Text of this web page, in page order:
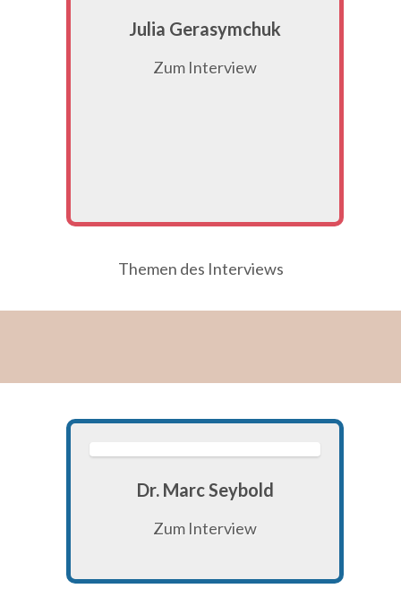
Julia Gerasymchuk
Zum Interview
Themen des Interviews
Dr. Marc Seybold
Zum Interview